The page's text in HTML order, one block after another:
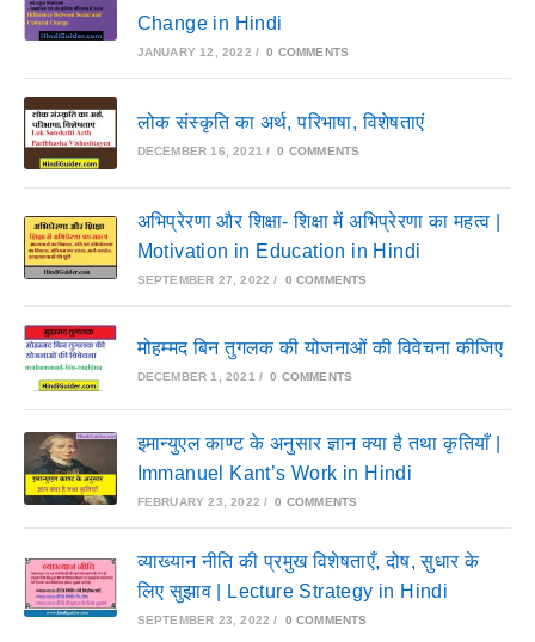
Change in Hindi
JANUARY 12, 2022 / 0 COMMENTS
लोक संस्कृति का अर्थ, परिभाषा, विशेषताएं
DECEMBER 16, 2021 / 0 COMMENTS
अभिप्रेरणा और शिक्षा- शिक्षा में अभिप्रेरणा का महत्व |
Motivation in Education in Hindi
SEPTEMBER 27, 2022 / 0 COMMENTS
मोहम्मद बिन तुगलक की योजनाओं की विवेचना कीजिए
DECEMBER 1, 2021 / 0 COMMENTS
इमान्युएल काण्ट के अनुसार ज्ञान क्या है तथा कृतियाँ |
Immanuel Kant’s Work in Hindi
FEBRUARY 23, 2022 / 0 COMMENTS
व्याख्यान नीति की प्रमुख विशेषताएँ, दोष, सुधार के
लिए सुझाव | Lecture Strategy in Hindi
SEPTEMBER 23, 2022 / 0 COMMENTS